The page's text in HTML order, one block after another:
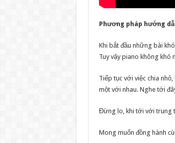
Phương pháp hướng
Khi bắt đầu những bài
Tuy vậy piano không khó
Tiếp tục với việc chia
một với nhau. Nghe tới
Đừng lo, khi tới với trung
Mong muốn đồng hành